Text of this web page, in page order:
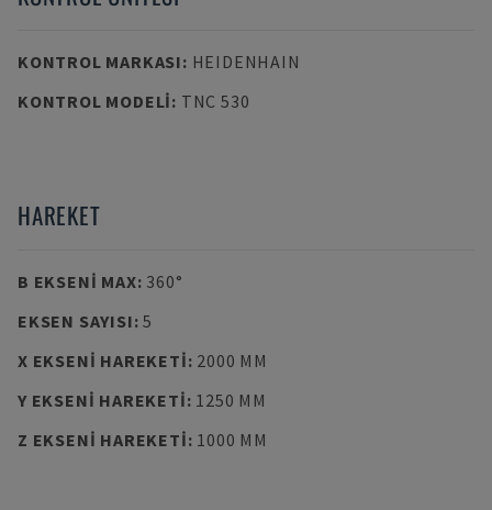
KONTROL MARKASI: HEIDENHAIN
KONTROL MODELI: TNC 530
HAREKET
B EKSENI MAX: 360°
EKSEN SAYISI:5
X EKSENI HAREKETI: 2000 MM
Y EKSENI HAREKETI: 1250 MM
Z EKSENI HAREKETI: 1000 MM